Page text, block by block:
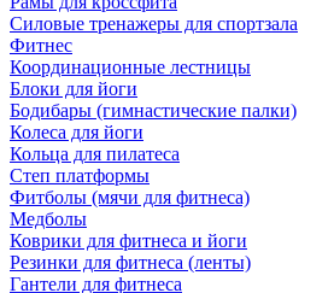
Силовые тренажеры для спортзала
Фитнес
Координационные лестницы
Блоки для йоги
Бодибары (гимнастические палки)
Колеса для йоги
Кольца для пилатеса
Степ платформы
Фитболы (мячи для фитнеса)
Медболы
Коврики для фитнеса и йоги
Резинки для фитнеса (ленты)
Гантели для фитнеса